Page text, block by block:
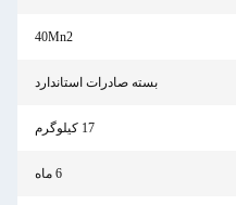
صادرات استاندارد